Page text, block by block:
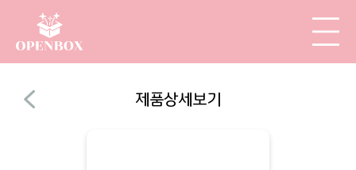
제품상세보기